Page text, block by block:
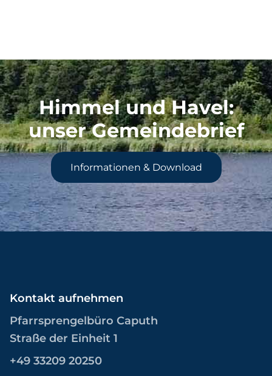
Himmel und Havel:
unser Gemeindebrief
Informationen & Download
Kontakt aufnehmen
Pfarrsprengelbüro Caputh
Straße der Einheit 1
+49 33209 20250